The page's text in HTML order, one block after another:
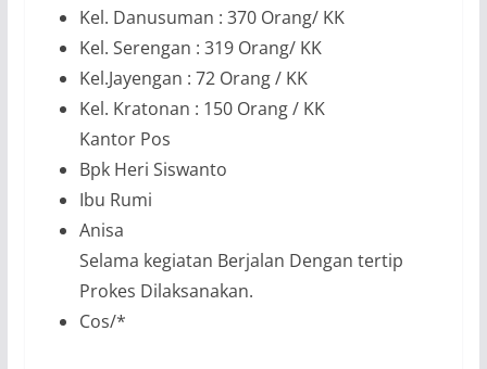
Kel. Danusuman : 370 Orang/ KK
Kel. Serengan : 319 Orang/ KK
Kel.Jayengan : 72 Orang / KK
Kel. Kratonan : 150 Orang / KK
Kantor Pos
Bpk Heri Siswanto
Ibu Rumi
Anisa
Selama kegiatan Berjalan Dengan tertip
Prokes Dilaksanakan.
Cos/*